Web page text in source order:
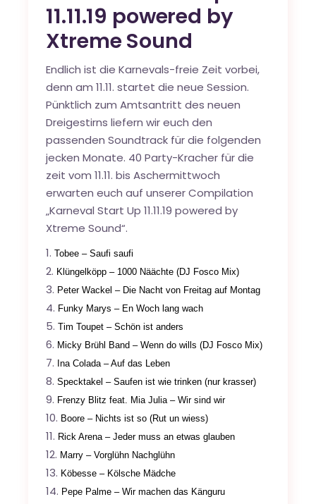
11.11.19 powered by
Xtreme Sound
Endlich ist die Karnevals-freie Zeit vorbei,
denn am 11.11. startet die neue Session.
Pünktlich zum Amtsantritt des neuen
Dreigestirns liefern wir euch den
passenden Soundtrack für die folgenden
jecken Monate. 40 Party-Kracher für die
zeit vom 11.11. bis Aschermittwoch
erwarten euch auf unserer Compilation
„Karneval Start Up 11.11.19 powered by
Xtreme Sound“.
Tobee – Saufi saufi
Klüngelköpp – 1000 Näächte (DJ Fosco Mix)
Peter Wackel – Die Nacht von Freitag auf Montag
Funky Marys – En Woch lang wach
Tim Toupet – Schön ist anders
Micky Brühl Band – Wenn do wills (DJ Fosco Mix)
Ina Colada – Auf das Leben
Specktakel – Saufen ist wie trinken (nur krasser)
Frenzy Blitz feat. Mia Julia – Wir sind wir
Boore – Nichts ist so (Rut un wiess)
Rick Arena – Jeder muss an etwas glauben
Marry – Vorglühn Nachglühn
Köbesse – Kölsche Mädche
Pepe Palme – Wir machen das Känguru